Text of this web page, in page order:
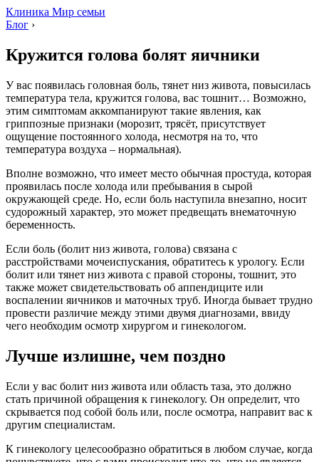
Клиника Мир семьи
Блог ›
Кружится голова болят яичники
У вас появилась головная боль, тянет низ живота, повысилась
температура тела, кружится голова, вас тошнит… Возможно,
этим симптомам аккомпанируют такие явления, как
гриппозные признаки (морозит, трясёт, присутствует
ощущение постоянного холода, несмотря на то, что
температура воздуха – нормальная).
Вполне возможно, что имеет место обычная простуда, которая
проявилась после холода или пребывания в сырой
окружающей среде. Но, если боль наступила внезапно, носит
судорожный характер, это может предвещать внематочную
беременность.
Если боль (болит низ живота, голова) связана с
расстройствами мочеиспускания, обратитесь к урологу. Если
болит или тянет низ живота с правой стороны, тошнит, это
также может свидетельствовать об аппендиците или
воспалении яичников и маточных труб. Иногда бывает трудно
провести различие между этими двумя диагнозами, ввиду
чего необходим осмотр хирургом и гинекологом.
Лучше излишне, чем поздно
Если у вас болит низ живота или область таза, это должно
стать причиной обращения к гинекологу. Он определит, что
скрывается под собой боль или, после осмотра, направит вас к
другим специалистам.
К гинекологу целесообразно обратиться в любом случае, когда